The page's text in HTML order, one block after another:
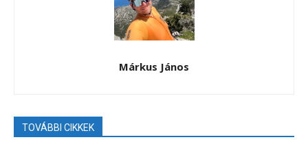
Márkus János
TOVÁBBI CIKKEK